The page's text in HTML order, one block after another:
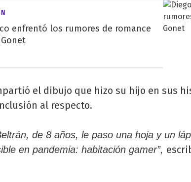
enfrentó los rumores de romance
el dibujo que hizo su hijo en sus
al respecto.
de 8 años, le paso una hoja y un
en pandemia: habitación gamer”,